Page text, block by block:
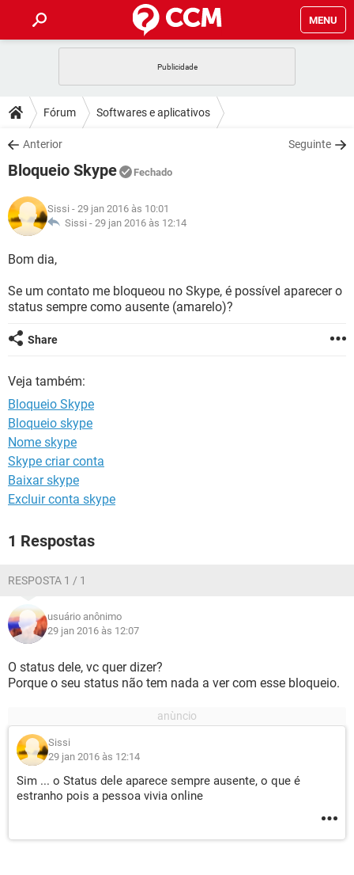
MENU
CELULAR FACEBOOK
OUTLOOK
INSTAGRAM
GUIA DE COMPRAS
DICAS
JOGOS WHATSAPP
INSTAGRAM
GUIA DE COMPRAS
DOWNLOADS
JOGOS
CELULAR
OUTLOOK
INSTAGRAM
FÓRUM
JOGOS
CELULAR
OUTLOOK
INSTAGRAM GMAIL
GLOSSÁRIO
JOGOS
OUTLOOK EXCEL
INSTAGRAM
Fórum Softwares e aplicativos
Anterior Seguinte
Bloqueio Skype Fechado
Sissi - 29 jan 2016 às 10:01
Sissi - 29 jan 2016 às 12:14
Bom dia,
Se um contato me bloqueou no Skype, é possível aparecer o
status sempre como ausente (amarelo)?
Share
Veja também:
Bloqueio Skype
Bloqueio skype
Nome skype
Skype criar conta
Baixar skype
Excluir conta skype
1 Respostas
RESPOSTA 1 / 1
usuário anônimo
29 jan 2016 às 12:07
O status dele, vc quer dizer?
Porque o seu status não tem nada a ver com esse bloqueio.
Sissi
29 jan 2016 às 12:14
Sim ... o Status dele aparece sempre ausente, o que é
estranho pois a pessoa vivia online